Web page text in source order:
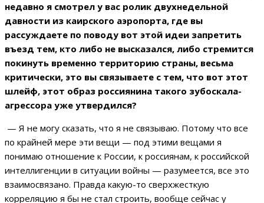
недавно я смотрел у вас ролик двухнедельной
давности из каирского аэропорта, где вы
рассуждаете по поводу вот этой идеи запретить
въезд тем, кто либо не высказался, либо стремится
покинуть временно территорию страны, весьма
критически, это вы связываете с тем, что вот этот
шлейф, этот образ россиянина такого зубоскала-
агрессора уже утвердился?
— Я не могу сказать, что я не связываю. Потому что все
по крайней мере эти вещи — под этими вещами я
понимаю отношение к России, к россиянам, к российской
интеллигенции в ситуации войны — разумеется, все это
взаимосвязано. Правда какую-то сверхжесткую
корреляцию я бы не стал строить, вообще сейчас у